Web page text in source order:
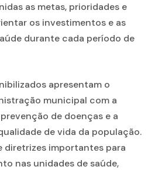
as metas, prioridades e
os investimentos e as
durante cada período de
apresentam o
municipal com a
de doenças e a
de vida da população.
diretrizes importantes para
nas unidades de saúde,